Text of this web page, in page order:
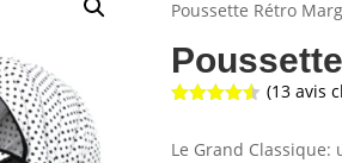
Poussette Rétro
basé sur
(13avis
Le Grand Classique: